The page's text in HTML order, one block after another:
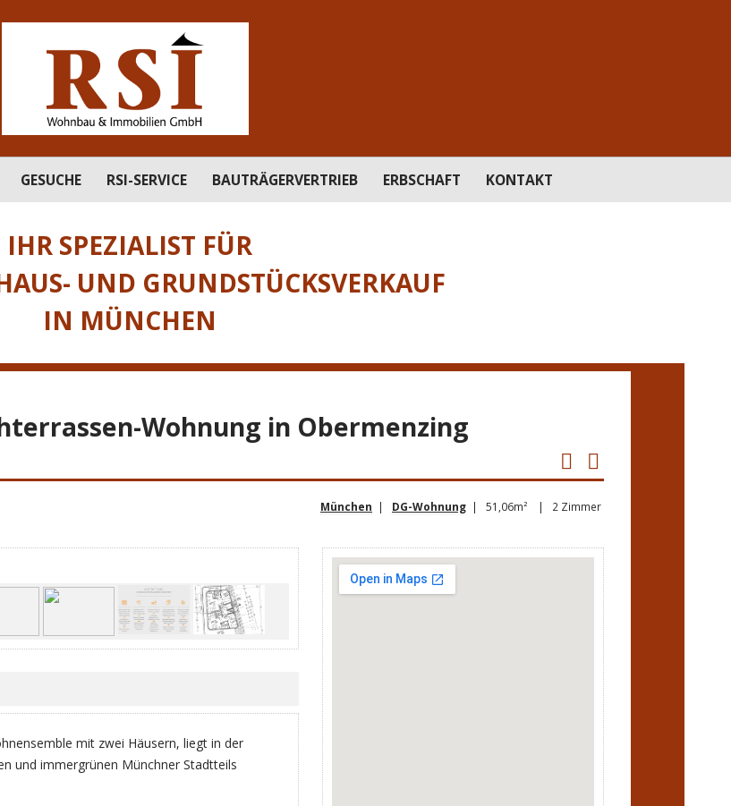
GESUCHE RSI-SERVICE BAUTRÄGERVERTRIEB ERBSCHAFT KONTAKT
IHR SPEZIALIST FÜR
UND GRUNDSTÜCKSVERKAUF
IN MÜNCHEN
Wohnung in Obermenzing
München DG-Wohnung | 51,06m² | 2 Zimmer
mit zwei Häusern, liegt in der
und immergrünen Münchner Stadtteils